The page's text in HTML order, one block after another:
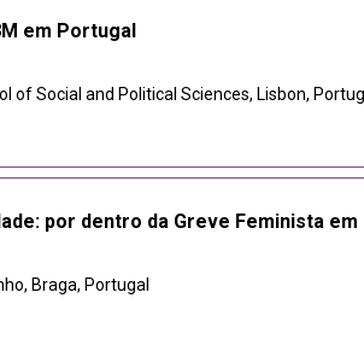
em Portugal
of Social and Political Sciences, Lisbon,
por dentro da Greve Feminista
Braga, Portugal